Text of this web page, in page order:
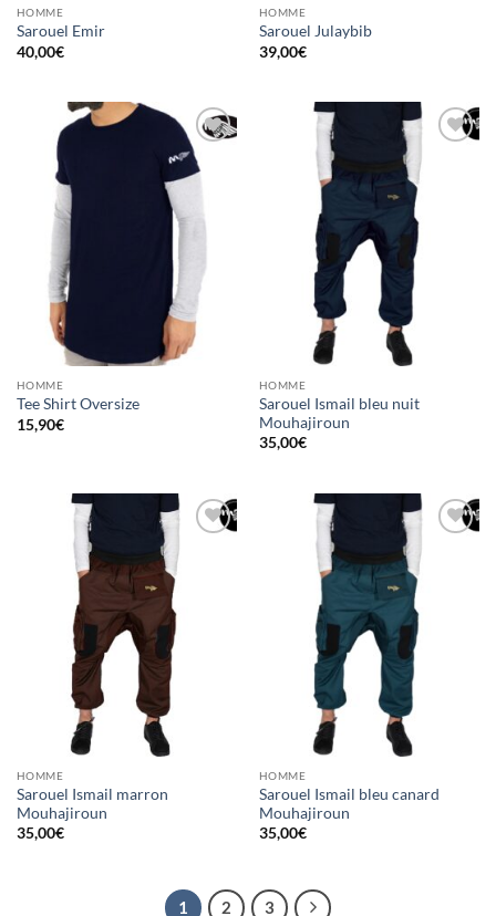
HOMME
Sarouel Emir
40,00€
HOMME
Sarouel Julaybib
39,00€
Ajouter
à la liste
HOMME
Tee Shirt Oversize
15,90€
HOMME
Sarouel Ismail bleu nuit
Mouhajiroun
35,00€
HOMME
Sarouel Ismail marron
Mouhajiroun
35,00€
HOMME
Sarouel Ismail bleu canard
Mouhajiroun
35,00€
1 2 3